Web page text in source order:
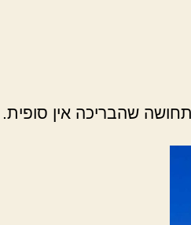
שהבריכה אין סופית.